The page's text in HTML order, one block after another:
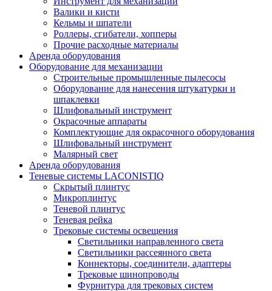
Валики и кисти
Кельмы и шпатели
Роллеры, сгибатели, хопперы
Прочие расходные материалы
Аренда оборудования
Оборудование для механизации
Строительные промышленные пылесосы
Оборудование для нанесения штукатурки и
шпаклевки
Шлифовальный инструмент
Окрасочные аппараты
Комплектующие для окрасочного оборудования
Шлифовальный инструмент
Малярный свет
Аренда оборудования
Теневые системы LACONISTIQ
Скрытый плинтус
Микроплинтус
Теневой плинтус
Теневая рейка
Трековые системы освещения
Светильники направленного света
Светильники рассеянного света
Коннекторы, соединители, адаптеры
Трековые шинопроводы
Фурнитура для трековых систем